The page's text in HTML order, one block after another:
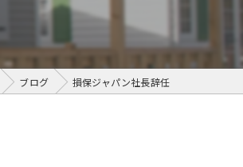
ブログ 損保ジャパン社長辞任